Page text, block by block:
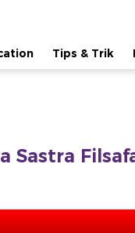
Tips & Trik
Sastra